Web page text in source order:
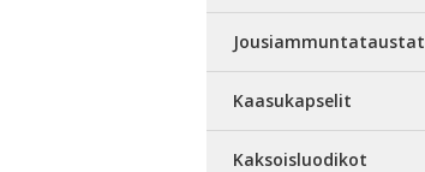
Jousiammuntataustat
Kaasukapselit
Kaksoisluodikot